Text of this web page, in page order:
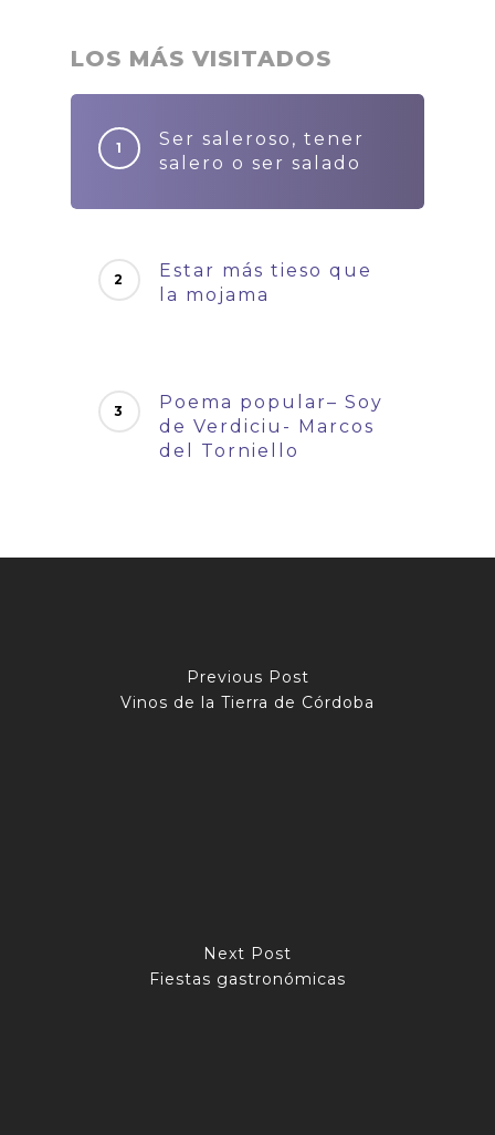
LOS MÁS VISITADOS
Ser saleroso, tener
salero o ser salado
Estar más tieso que
la mojama
Poema popular– Soy
de Verdiciu- Marcos
del Torniello
Previous Post
Vinos de la Tierra de Córdoba
Next Post
Fiestas gastronómicas